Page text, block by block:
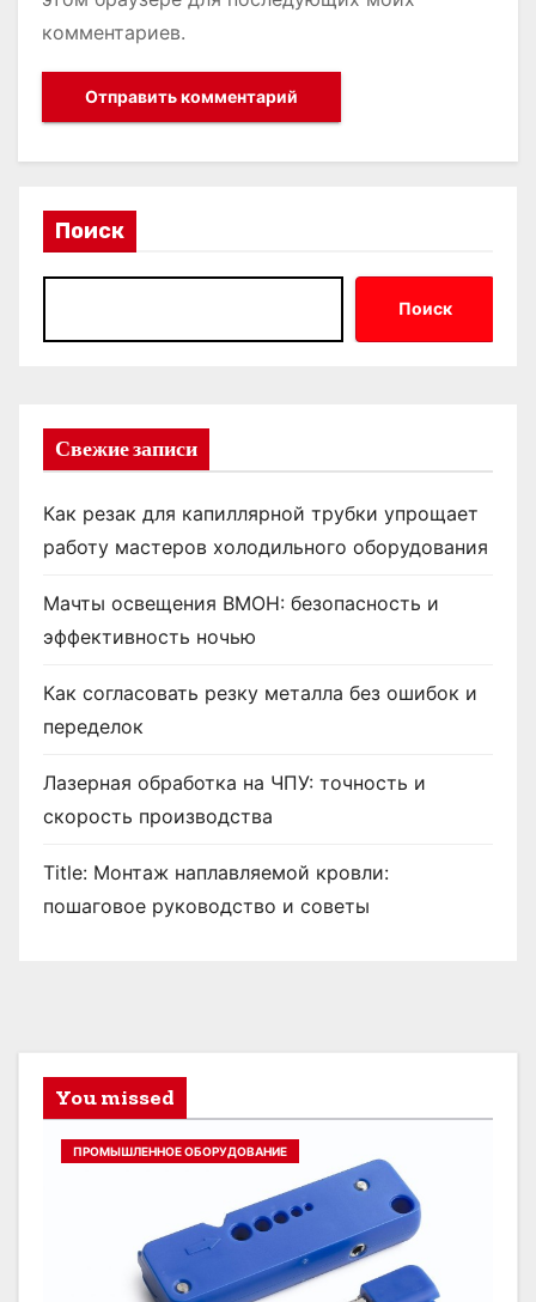
комментариев.
Поиск
Поиск
Свежие записи
Как резак для капиллярной трубки упрощает
работу мастеров холодильного оборудования
Мачты освещения ВМОН: безопасность и
эффективность ночью
Как согласовать резку металла без ошибок и
переделок
Лазерная обработка на ЧПУ: точность и
скорость производства
Title: Монтаж наплавляемой кровли:
пошаговое руководство и советы
You missed
ПРОМЫШЛЕННОЕ ОБОРУДОВАНИЕ